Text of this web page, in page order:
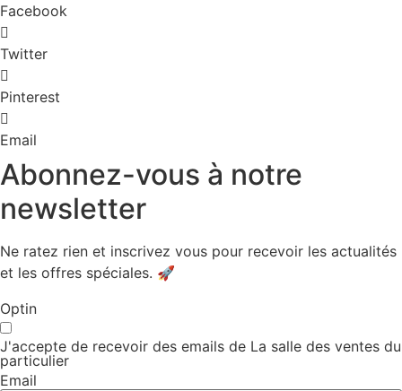
Facebook
Twitter
Pinterest
Email
Abonnez-vous à notre
newsletter
Ne ratez rien et inscrivez vous pour recevoir les actualités
et les offres spéciales. 🚀​
Optin
J'accepte de recevoir des emails de La salle des ventes du
particulier
Email